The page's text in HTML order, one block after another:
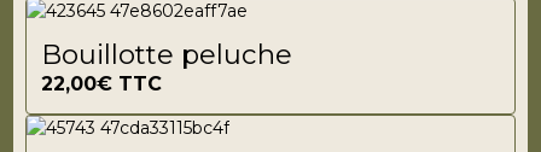
Bouillotte peluche
22,00€ TTC